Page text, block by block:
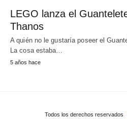
LEGO lanza el
Thanos
A quién no le gustaría poseer el
La cosa estaba…
5 años hace
Todos los derechos reservados